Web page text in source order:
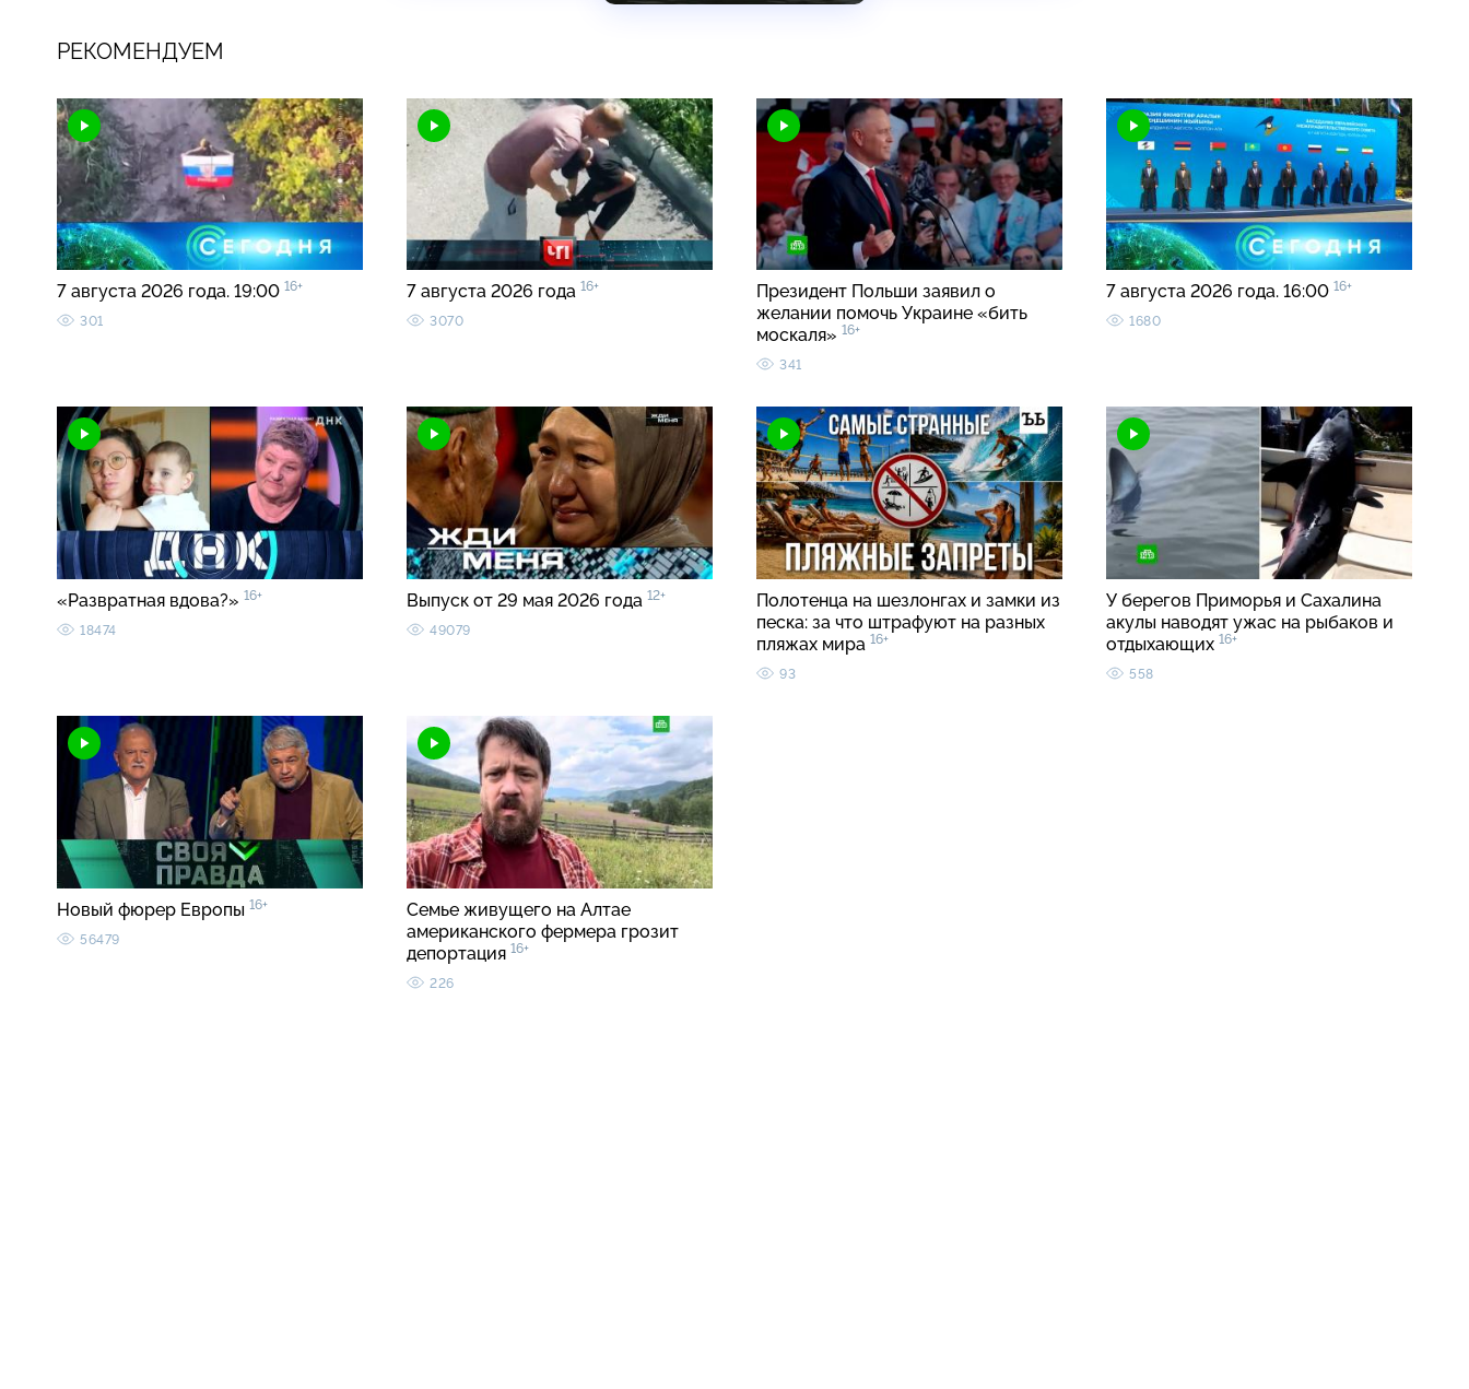
РЕКОМЕНДУЕМ
7 августа 2026 года. 19:00 16+
301
7 августа 2026 года 16+
3070
Президент Польши заявил о
желании помочь Украине «бить
москаля» 16+
341
7 августа 2026 года. 16:00 16+
1680
«Развратная вдова?» 16+
18474
Выпуск от 29 мая 2026 года 12+
49079
Полотенца на шезлонгах и замки из
песка: за что штрафуют на разных
пляжах мира 16+
93
У берегов Приморья и Сахалина
акулы наводят ужас на рыбаков и
отдыхающих 16+
558
Новый фюрер Европы 16+
56479
Семье живущего на Алтае
американского фермера грозит
депортация 16+
226